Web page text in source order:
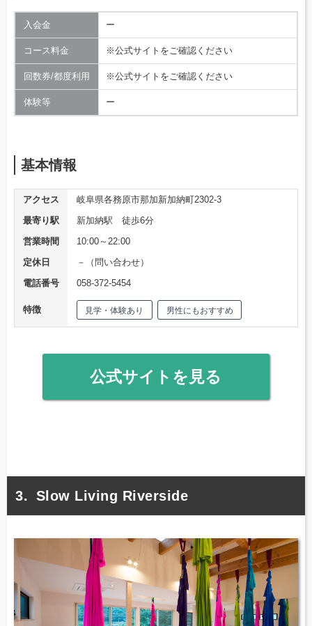
入会金 ー
コース料金 ※公式サイトをご確認ください
回数券/都度利用 ※公式サイトをご確認ください
体験等 ー
基本情報
アクセス
岐阜県各務原市那加新加納町2302-3
最寄り駅
新加納駅 徒歩6分
営業時間
10:00～22:00
定休日
－（問い合わせ）
電話番号
058-372-5454
特徴 見学・体験あり 男性にもおすすめ
公式サイトを見る
Slow Living Riverside